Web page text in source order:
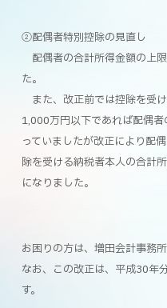
②配偶者特別控除の見直し
配偶者の合計所得金額の上
た。
また、改正前では控除を受
1,000万円以下であれば配偶
っていましたが改正により配
除を受ける納税者本人の合計
になりました。
お困りの方は、増田会計事務
なお、この改正は、平成30年
す。